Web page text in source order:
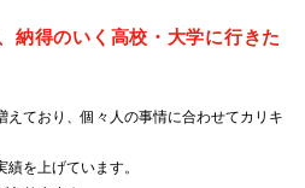
納得のいく高校・大学に行きた
えており、個々人の事情に合わせてカリキ
を上げています。